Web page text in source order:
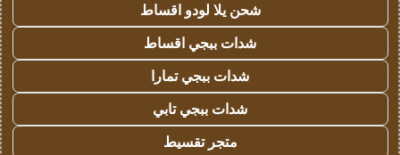
شحن يلا لودو اقساط
شدات ببجي اقساط
شدات ببجي تمارا
شدات ببجي تابي
متجر تقسيط